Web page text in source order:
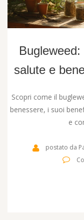
salute e
Scopri come il
benessere, i suoi
e
postato da